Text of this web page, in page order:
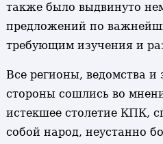
также было выдвинуто
предложений по
требующим изучения и
Все регионы, ведомства и
стороны сошлись во
истекшее столетие КПК,
собой народ, неустанно